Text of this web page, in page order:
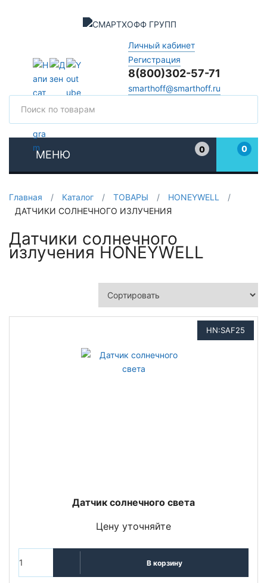
Личный кабинет
Регистрация
8(800)302-57-71
smarthoff@smarthoff.ru
МЕНЮ
0
0
Главная / Каталог / ТОВАРЫ / HONEYWELL
/
ДАТЧИКИ СОЛНЕЧНОГО ИЗЛУЧЕНИЯ
Датчики солнечного
излучения HONEYWELL
HN:SAF25
Датчик солнечного света
Цену уточняйте
В корзину